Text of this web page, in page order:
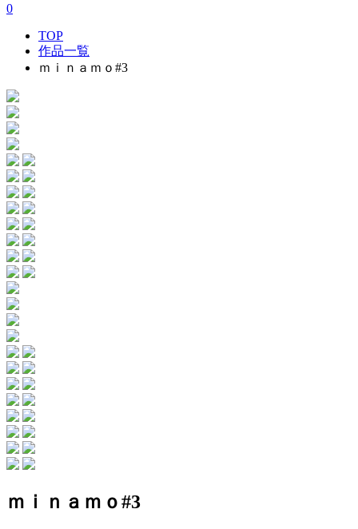
0
TOP
作品一覧
ｍｉｎａｍｏ#3
ｍｉｎａｍｏ#3